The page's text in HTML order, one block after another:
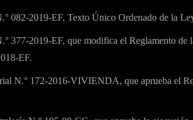
082-2019-EF, Texto Único Ordenado de la
377-2019-EF, que modifica el Reglamento
EF.
N.° 172-2016-VIVIENDA, que aprueba el